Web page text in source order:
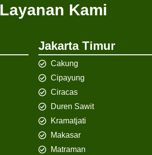
Kami
Jakarta Timur
Cakung
Cipayung
Ciracas
Duren Sawit
Kramatjati
Makasar
Matraman